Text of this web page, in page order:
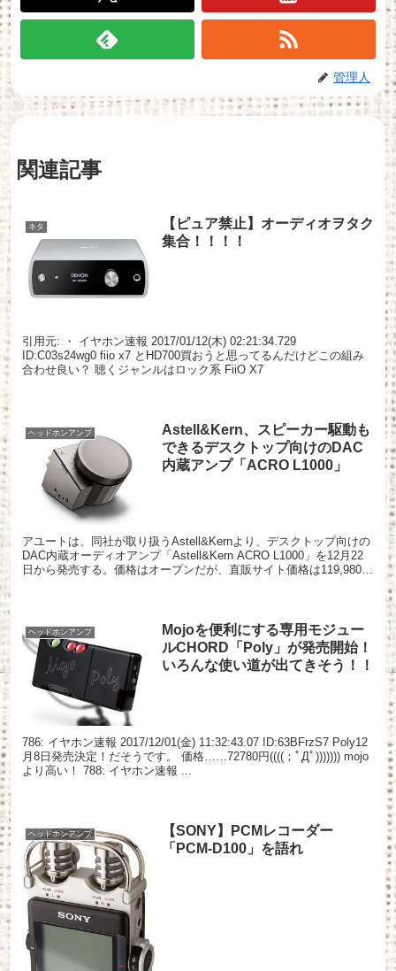
管理人
関連記事
ネタ
【ピュア禁止】オーディオヲタク
集合！！！！
引用元: ・ イヤホン速報 2017/01/12(木) 02:21:34.729
ID:C03s24wg0 fiio x7 とHD700買おうと思ってるんだけどこの組み
合わせ良い？ 聴くジャンルはロック系 FiiO X7
ヘッドホンアンプ
Astell&Kern、スピーカー駆動も
できるデスクトップ向けのDAC
内蔵アンプ「ACRO L1000」
アユートは、同社が取り扱うAstell&Kernより、デスクトップ向けの
DAC内蔵オーディオアンプ「Astell&Kern ACRO L1000」を12月22
日から発売する。価格はオープンだが、直販サイト価格は119,980円
ヘッドホンアンプ
Mojoを便利にする専用モジュー
ルCHORD「Poly」が発売開始！
いろんな使い道が出てきそう！！
786: イヤホン速報 2017/12/01(金) 11:32:43.07 ID:63BFrzS7 Poly12
月8日発売決定！だそうです。 価格……72780円((((；ﾟДﾟ))))))) mojo
より高い！ 788: イヤホン速報 ...
ヘッドホンアンプ
【SONY】PCMレコーダー
「PCM-D100」を語れ